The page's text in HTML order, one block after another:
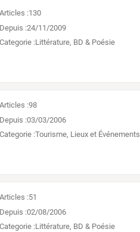
Articles :130
Depuis :24/11/2009
Categorie :Littérature, BD & Poésie
Articles :98
Depuis :03/03/2006
Categorie :Tourisme, Lieux et Événements
Articles :51
Depuis :02/08/2006
Categorie :Littérature, BD & Poésie